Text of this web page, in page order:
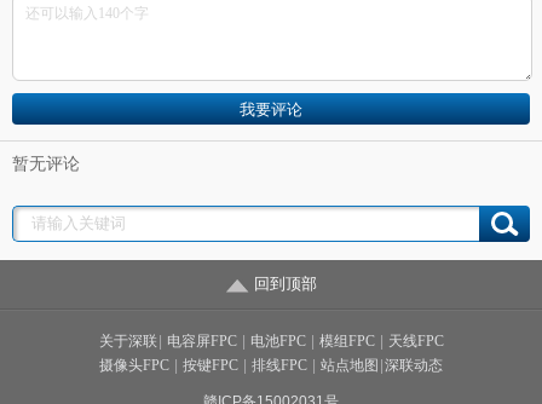
5、特别配置SMT生产线，为客户提供一站式软板服务！
暂无评论
回到顶部
关于深联 电容屏FPC 电池FPC 模组FPC
天线FPC
摄像头FPC
按键FPC 排线FPC 站点地图 深联动态